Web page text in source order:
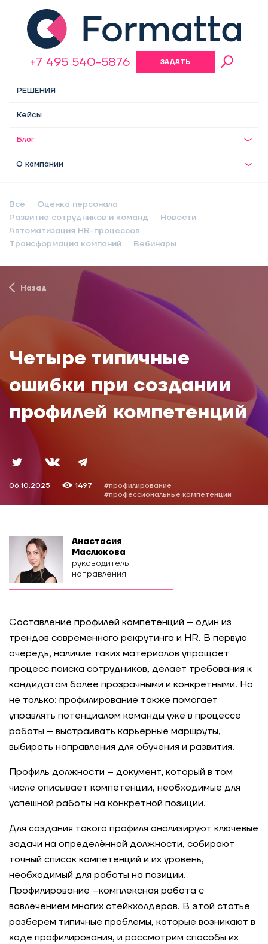
РЕШЕНИЯ
Кейсы
Блог
О компании
+7 495 540-5876 ЗАДАТЬ
Все
Оценка персонала
Развитие сотрудников и команд
Новости
Автоматизация HR-процессов
Трансформация компаний
Вебинары
Назад
Четыре типичные
ошибки при создании
профилей компетенций
06.10.2025 1497
#профилирование
#профессиональные компетенции
#маслюкова
Анастасия
Маслюкова
руководитель
направления
Составление профилей компетенций – один из
трендов современного рекрутинга и HR. В первую
очередь, наличие таких материалов упрощает
процесс поиска сотрудников, делает требования к
кандидатам более прозрачными и конкретными. Но
не только: профилирование также помогает
управлять потенциалом команды уже в процессе
работы – выстраивать карьерные маршруты,
выбирать направления для обучения и развития.
Профиль должности – документ, который в том
числе описывает компетенции, необходимые для
успешной работы на конкретной позиции.
Для создания такого профиля анализируют ключевые
задачи на определённой должности, собирают
точный список компетенций и их уровень,
необходимый для работы на позиции.
Профилирование –комплексная работа с
вовлечением многих стейкхолдеров. В этой статье
разберем типичные проблемы, которые возникают в
ходе профилирования, и рассмотрим способы их